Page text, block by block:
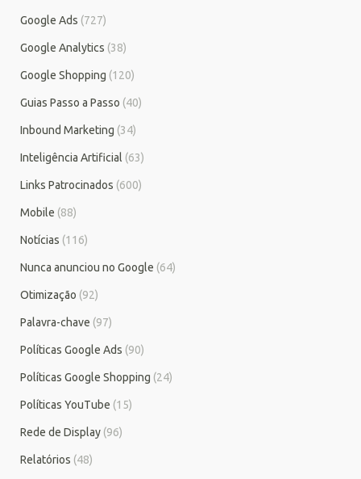
Google Ads (727)
Google Analytics (38)
Google Shopping (120)
Guias Passo a Passo (40)
Inbound Marketing (34)
Inteligência Artificial (63)
Links Patrocinados (600)
Mobile (88)
Notícias (116)
Nunca anunciou no Google (64)
Otimização (92)
Palavra-chave (97)
Políticas Google Ads (90)
Políticas Google Shopping (24)
Políticas YouTube (15)
Rede de Display (96)
Relatórios (48)